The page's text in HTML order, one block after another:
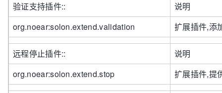
验证支持插件::
说明
org.noear:solon.extend.validation
扩展插件,添
远程停止插件::
说明
org.noear:solon.extend.stop
扩展插件,提